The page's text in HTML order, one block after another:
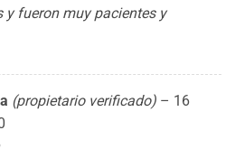
y fueron muy pacientes y
(propietario verificado) – 16